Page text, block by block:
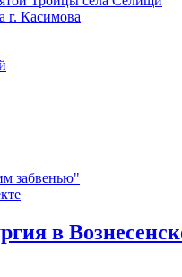
г. Касимова
забвенью"
в